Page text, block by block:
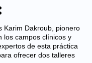
Karim Dakroub, pionero
los campos clínicos y
de esta práctica
ofrecer dos talleres